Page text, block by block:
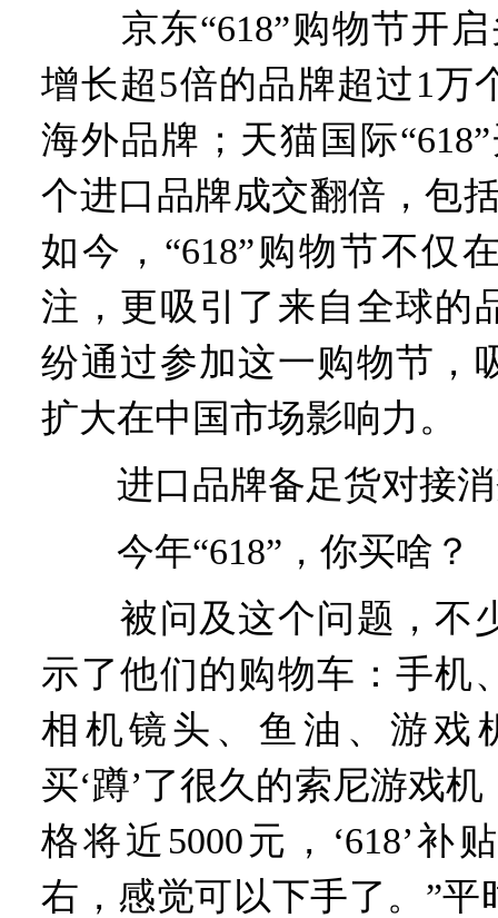
京东“618”购物节开启
增长超5倍的品牌超过1万
海外品牌；天猫国际
个进口品牌成交翻倍，包
如今，“618”购物节不仅
注，更吸引了来自全球的
纷通过参加这一购物节，
扩大在中国市场影响力。
进口品牌备足货对接消
今年“618”，你买啥？
被问及这个问题，不
示了他们的购物车：手机
相机镜头、鱼油、游
买‘蹲’了很久的索尼游戏
格将近5000元，‘618’补
右，感觉可以下手了。”平